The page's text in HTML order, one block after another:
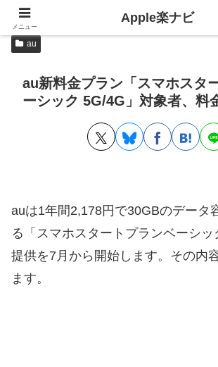
au
au新料金プラン「スマホスタ
ーシック 5G/4G」対象者、料
auは1年間2,178円で30GBのデータ
る「スマホスタートプランベーシ
提供を7月から開始します。その内
ます。
メニュー
Apple楽ナビ